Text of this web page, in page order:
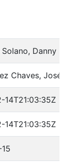
Danny
Chaves, José
14T21:03:35Z
14T21:03:35Z